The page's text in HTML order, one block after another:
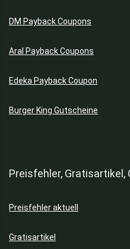
DM Payback Coupons
Aral Payback Coupons
Edeka Payback Coupon
Burger King Gutscheine
Preisfehler, Gratisartikel,
Preisfehler aktuell
Gratisartikel